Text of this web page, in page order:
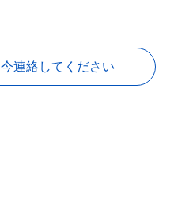
今連絡してください